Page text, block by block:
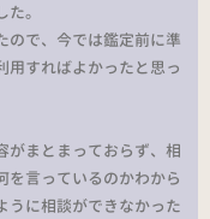
。
ので、今では鑑定前に準
用すればよかったと思っ
がまとまっておらず、相
を言っているのかわから
うに相談ができなかった